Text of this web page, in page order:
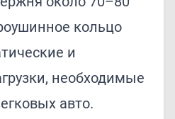
кольцо
и
необходимые
авто.